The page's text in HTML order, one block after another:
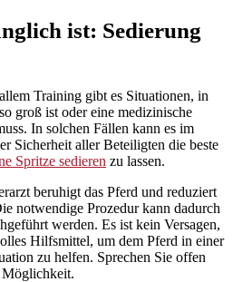
ist: Sedierung
Training gibt es Situationen, in
groß ist oder eine medizinische
In solchen Fällen kann es im
Sicherheit aller Beteiligten die beste
Spritze sedieren zu lassen.
beruhigt das Pferd und reduziert
notwendige Prozedur kann dadurch
werden. Es ist kein Versagen,
Hilfsmittel, um dem Pferd in einer
zu helfen. Sprechen Sie offen
Möglichkeit.